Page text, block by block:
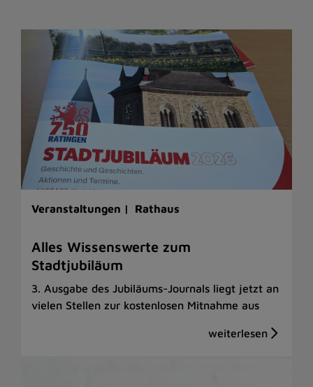
Veranstaltungen | Rathaus
Alles Wissenswerte zum
Stadtjubiläum
3. Ausgabe des Jubiläums-Journals liegt jetzt an
vielen Stellen zur kostenlosen Mitnahme aus